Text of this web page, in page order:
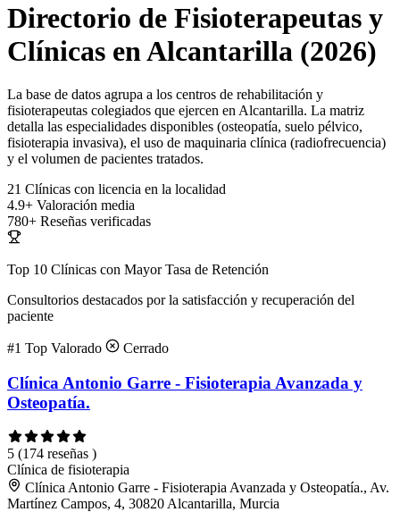
Directorio de Fisioterapeutas y
Clínicas en Alcantarilla (2026)
La base de datos agrupa a los centros de rehabilitación y
fisioterapeutas colegiados que ejercen en Alcantarilla. La matriz
detalla las especialidades disponibles (osteopatía, suelo pélvico,
fisioterapia invasiva), el uso de maquinaria clínica (radiofrecuencia)
y el volumen de pacientes tratados.
21 Clínicas con licencia en la localidad
4.9+ Valoración media
780+ Reseñas verificadas
Top 10 Clínicas con Mayor Tasa de Retención
Consultorios destacados por la satisfacción y recuperación del
paciente
#1 Top Valorado Cerrado
Clínica Antonio Garre - Fisioterapia Avanzada y
Osteopatía.
5 (174 reseñas )
Clínica de fisioterapia
Clínica Antonio Garre - Fisioterapia Avanzada y Osteopatía., Av.
Martínez Campos, 4, 30820 Alcantarilla, Murcia